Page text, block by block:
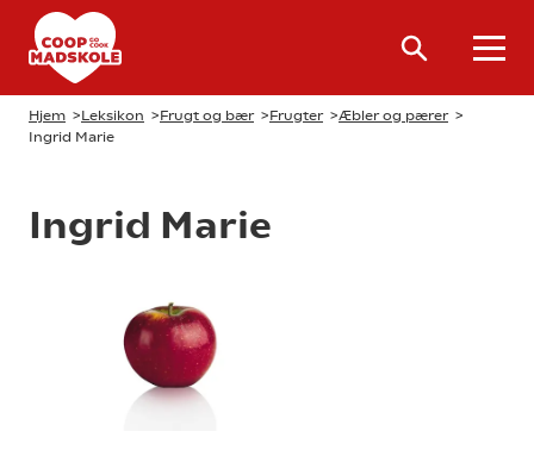
Hjem >Leksikon >Frugt og bær >Frugter >Æbler og pærer >
Ingrid Marie
Ingrid Marie